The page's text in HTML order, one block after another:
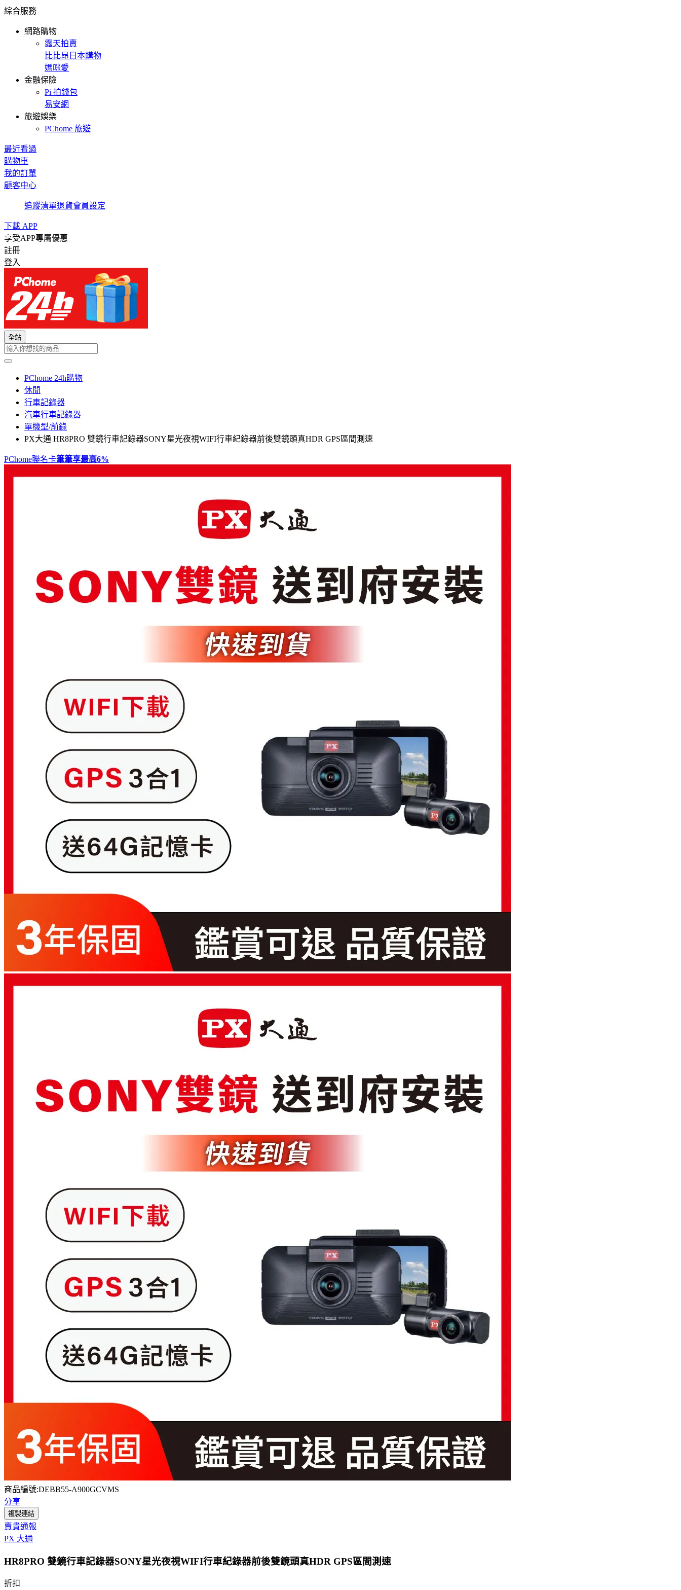
綜合服務
網路購物
露天拍賣
比比昂日本購物
媽咪愛
金融保險
Pi 拍錢包
易安網
旅遊娛樂
PChome 旅遊
最近看過
購物車
我的訂單
顧客中心
追蹤清單退貨會員設定
下載 APP
享受APP專屬優惠
註冊
登入
全站
PChome 24h購物
休閒
行車記錄器
汽車行車記錄器
單機型/前錄
PX大通 HR8PRO 雙鏡行車記錄器SONY星光夜視WIFI行車紀錄器前後雙鏡頭真HDR GPS區間測速
PChome聯名卡筆筆享最高6%
商品編號:DEBB55-A900GCVMS
分享
複製連結
賣貴通報
PX 大通
HR8PRO 雙鏡行車記錄器SONY星光夜視WIFI行車紀錄器前後雙鏡頭真HDR GPS區間測速
折扣